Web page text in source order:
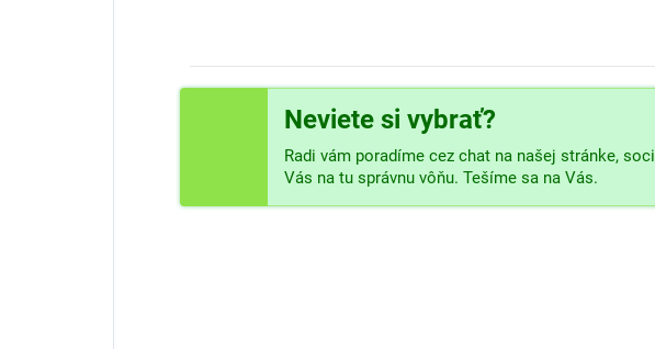
Neviete si vybrať?
Radi vám poradíme cez chat na našej stránke,
Vás na tu správnu vôňu. Tešíme sa na Vás.